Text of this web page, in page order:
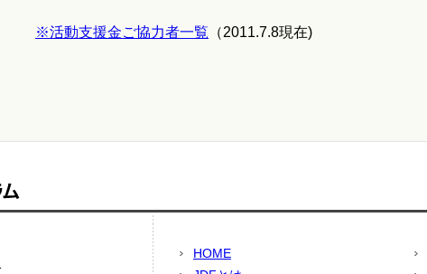
※活動支援金ご協力者一覧 （2011.7.8現在)
HOME